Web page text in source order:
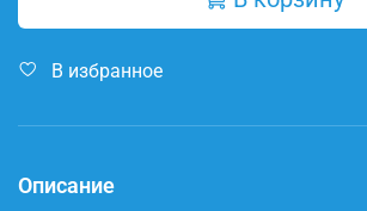
В избранное
Описание